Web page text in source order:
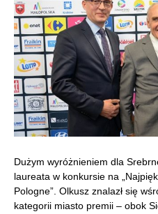
Dużym wyróżnieniem dla
laureata w konkursie na
Pologne”. Olkusz znalazł się
kategorii miasto premii – obok